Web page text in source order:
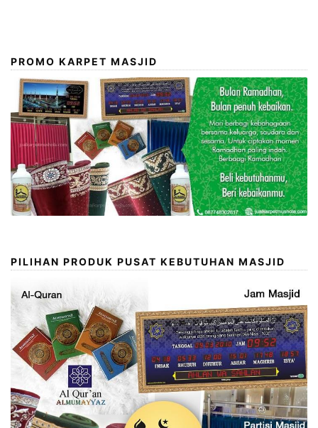
PROMO KARPET MASJID
PILIHAN PRODUK PUSAT KEBUTUHAN MASJID